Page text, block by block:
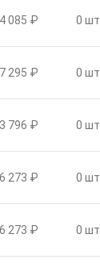
4 085 ₽ 0 шт.
7 295 ₽ 0 шт.
3 796 ₽ 0 шт.
6 273 ₽ 0 шт.
6 273 ₽ 0 шт.